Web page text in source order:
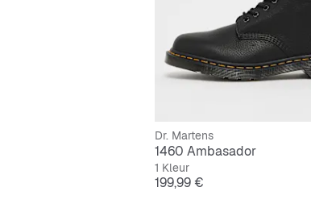
Dr. Martens
1460 Ambasador
1 Kleur
Prijs
199,99 €